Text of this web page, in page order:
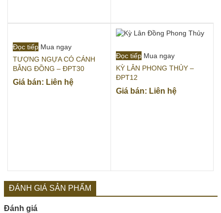
Đọc tiếp Mua ngay
TƯỢNG NGỰA CÓ CÁNH
BẰNG ĐỒNG – ĐPT30
Giá bán: Liên hệ
Đọc tiếp Mua ngay
KỲ LÂN PHONG THỦY –
ĐPT12
Giá bán: Liên hệ
ĐÁNH GIÁ SẢN PHẨM
Đánh giá